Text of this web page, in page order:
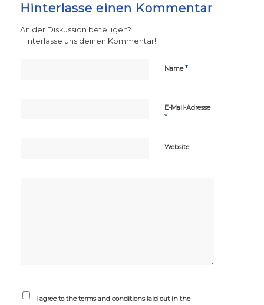
Hinterlasse einen Kommentar
An der Diskussion beteiligen?
Hinterlasse uns deinen Kommentar!
Name*
E-Mail-Adresse
*
Website
I agree to the terms and conditions laid out in the